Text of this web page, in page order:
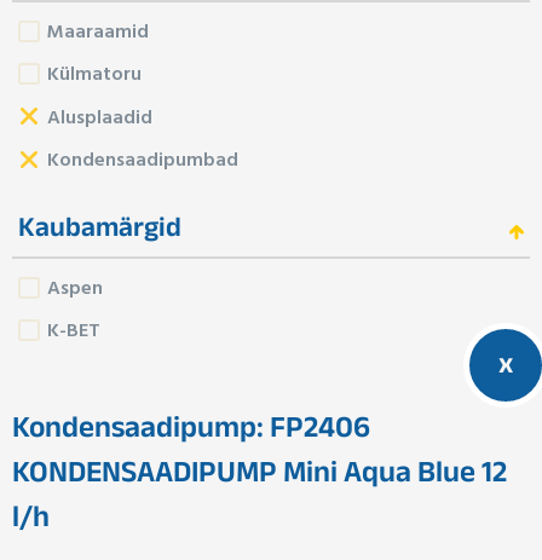
Maaraamid
Külmatoru
Alusplaadid
Kondensaadipumbad
Kaubamärgid
Aspen
K-BET
Kondensaadipump: FP2406
KONDENSAADIPUMP Mini Aqua Blue 12
l/h
x